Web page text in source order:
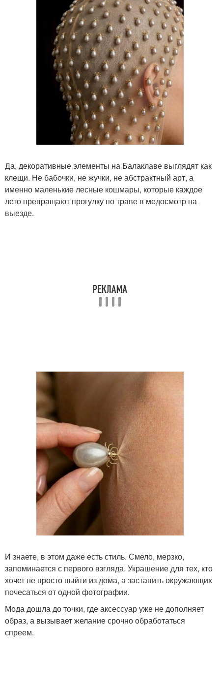
Да, декоративные элементы на Балаклаве выглядят как
клещи. Не бабочки, не жучки, не абстрактный арт, а
именно маленькие лесные кошмары, которые каждое
лето превращают прогулку по траве в медосмотр на
выезде.
И знаете, в этом даже есть стиль. Смело, мерзко,
запоминается с первого взгляда. Украшение для тех, кто
хочет не просто выйти из дома, а заставить окружающих
почесаться от одной фотографии.
Мода дошла до точки, где аксессуар уже не дополняет
образ, а вызывает желание срочно обработаться
спреем.